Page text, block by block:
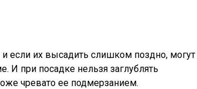
если их высадить слишком поздно, могут
И при посадке нельзя заглублять
чревато ее подмерзанием.